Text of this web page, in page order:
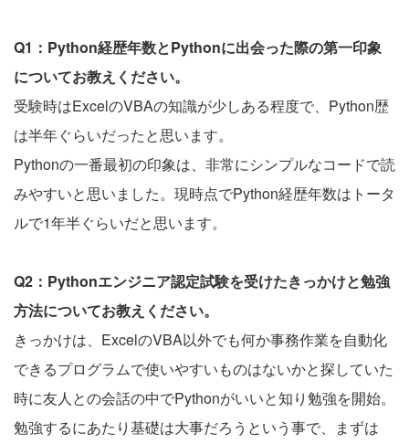
Q1：Python経歴年数とPythonに出会った際の第一印象
についてお教えください。
受験時はExcelのVBAの知識が少しある程度で、Python歴
は半年ぐらいだったと思います。
Pythonの一番最初の印象は、非常にシンプルなコードで読
みやすいと思いました。現時点でPython経歴年数はトータ
ルで1年半ぐらいだと思います。
Q2：Pythonエンジニア認定試験を受けたきっかけと勉強
方法についてお教えください。
きっかけは、ExcelのVBA以外でも何か事務作業を自動化
できるプログラムで使いやすいものはないかと探していた
時に友人との会話の中でPythonがいいと知り勉強を開始。
勉強するにあたり基礎は大事だろうという事で、まずは